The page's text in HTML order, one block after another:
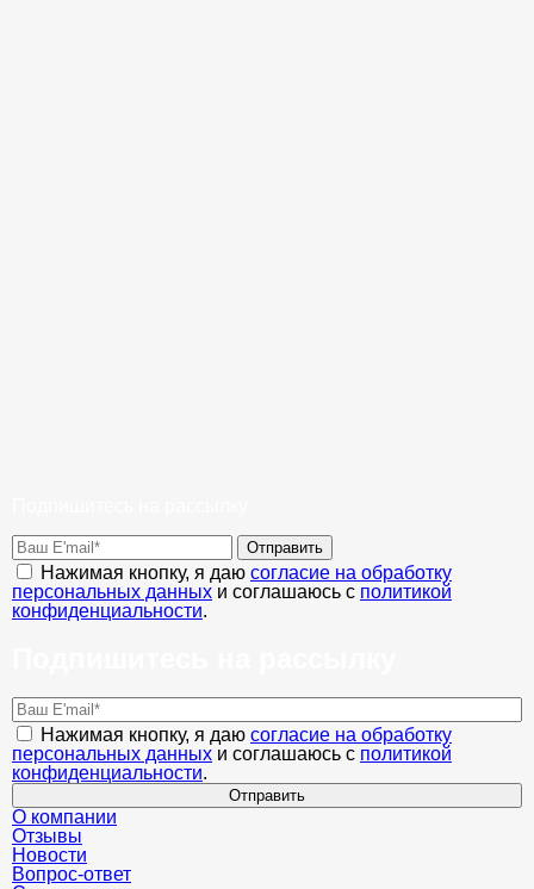
Отправить
Нажимая кнопку, я даю согласие на обработку
персональных данных и соглашаюсь с политикой
конфиденциальности.
Нажимая кнопку, я даю согласие на обработку
персональных данных и соглашаюсь с политикой
конфиденциальности.
Отправить
О компании
Отзывы
Новости
Вопрос-ответ